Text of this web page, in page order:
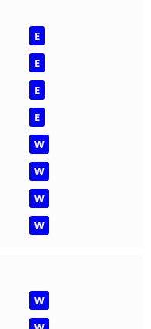
E
E
E
E
W
W
W
W
W